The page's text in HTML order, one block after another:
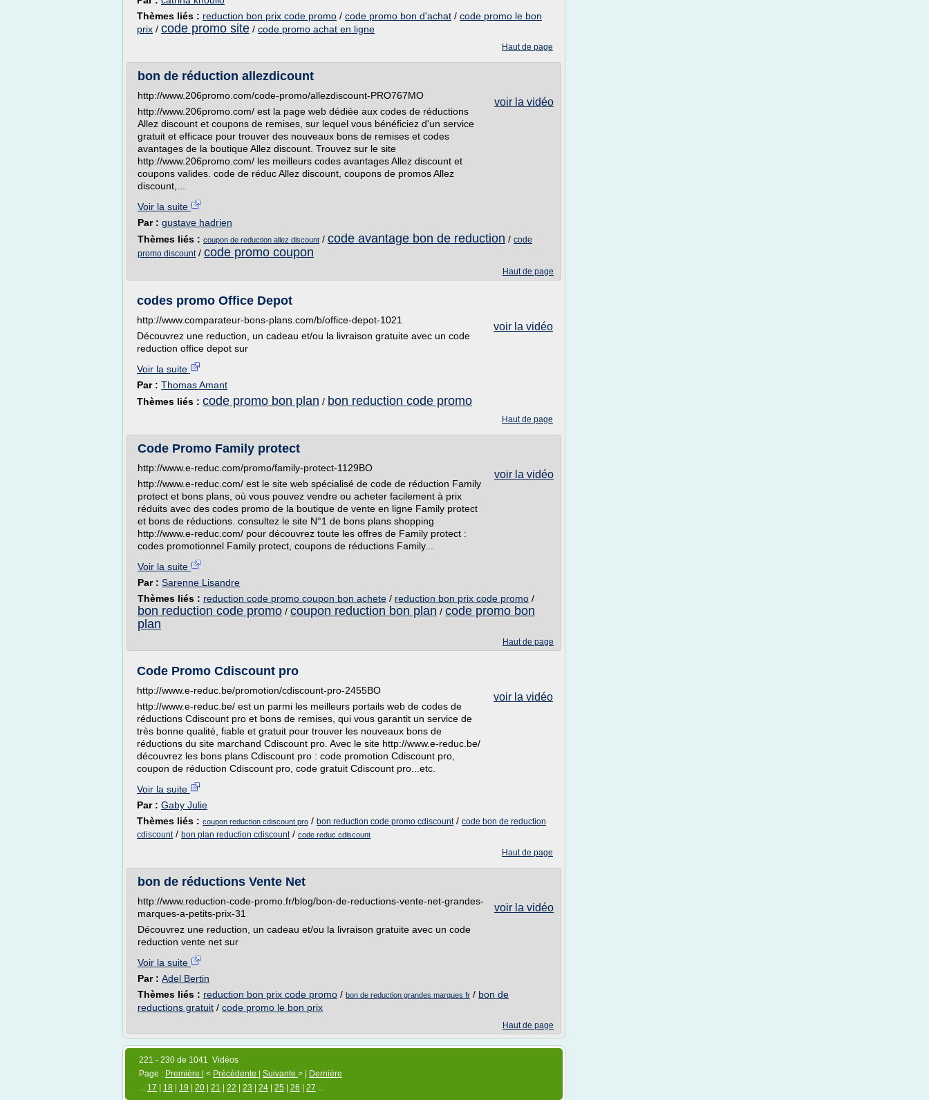
Thèmes liés : reduction bon prix code promo / code promo bon d'achat / code promo le bon
prix / code promo site / code promo achat en ligne
Haut de page
bon de réduction allezdicount
voir la vidéo
http://www.206promo.com/code-promo/allezdiscount-PRO767MO
http://www.206promo.com/ est la page web dédiée aux codes de réductions
Allez discount et coupons de remises, sur lequel vous bénéficiez d'un service
gratuit et efficace pour trouver des nouveaux bons de remises et codes
avantages de la boutique Allez discount. Trouvez sur le site
http://www.206promo.com/ les meilleurs codes avantages Allez discount et
coupons valides. code de réduc Allez discount, coupons de promos Allez
discount,...
Voir la suite
Par : gustave hadrien
Thèmes liés : coupon de reduction allez discount / code avantage bon de reduction / code
promo discount/ code promo coupon
Haut de page
codes promo Office Depot
voir la vidéo
http://www.comparateur-bons-plans.com/b/office-depot-1021
Découvrez une reduction, un cadeau et/ou la livraison gratuite avec un code
reduction office depot sur
Voir la suite
Par : Thomas Amant
Thèmes liés : code promo bon plan / bon reduction code promo
Haut de page
Code Promo Family protect
voir la vidéo
http://www.e-reduc.com/promo/family-protect-1129BO
http://www.e-reduc.com/ est le site web spécialisé de code de réduction Family
protect et bons plans, où vous pouvez vendre ou acheter facilement à prix
réduits avec des codes promo de la boutique de vente en ligne Family protect
et bons de réductions. consultez le site N°1 de bons plans shopping
http://www.e-reduc.com/ pour découvrez toute les offres de Family protect :
codes promotionnel Family protect, coupons de réductions Family...
Voir la suite
Par : Sarenne Lisandre
Thèmes liés : reduction code promo coupon bon achete / reduction bon prix code promo /
bon reduction code promo / coupon reduction bon plan / code promo bon
plan
Haut de page
Code Promo Cdiscount pro
voir la vidéo
http://www.e-reduc.be/promotion/cdiscount-pro-2455BO
http://www.e-reduc.be/ est un parmi les meilleurs portails web de codes de
réductions Cdiscount pro et bons de remises, qui vous garantit un service de
très bonne qualité, fiable et gratuit pour trouver les nouveaux bons de
réductions du site marchand Cdiscount pro. Avec le site http://www.e-reduc.be/
découvrez les bons plans Cdiscount pro : code promotion Cdiscount pro,
coupon de réduction Cdiscount pro, code gratuit Cdiscount pro...etc.
Voir la suite
Par : Gaby Julie
Thèmes liés : coupon reduction cdiscount pro / bon reduction code promo cdiscount/ code bon de reduction
cdiscount/ bon plan reduction cdiscount/ code reduc cdiscount
Haut de page
bon de réductions Vente Net
voir la vidéo
http://www.reduction-code-promo.fr/blog/bon-de-reductions-vente-net-grandes-
marques-a-petits-prix-31
Découvrez une reduction, un cadeau et/ou la livraison gratuite avec un code
reduction vente net sur
Voir la suite
Par : Adel Bertin
Thèmes liés : reduction bon prix code promo / bon de reduction grandes marques fr / bon de
reductions gratuit / code promo le bon prix
Haut de page
221 - 230 de 1041 Vidéos
Page : Première | < Précédente Suivante > |
Dernière
... 17 18 19 20 21 22 23 24 25 26 27 ...